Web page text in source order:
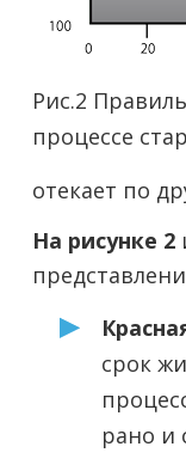
Рис.2
процессе
отекает по
На рисунке 2
срок
рано и